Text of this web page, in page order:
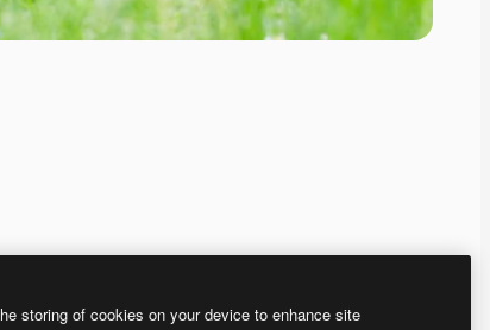
storing of cookies on your device to enhance site